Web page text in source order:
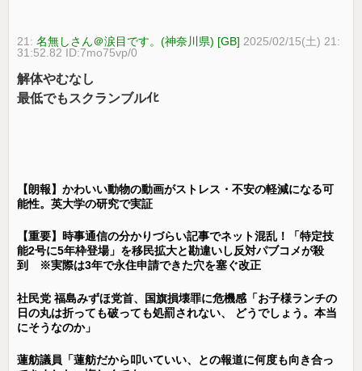
21:名無しさん＠涙目です。(神奈川県) [GB] 2025/02/15(土) 21:
31:52.82 ID:7mo75vp/0
解体やむなし
最低でもスクランブルｲﾋ
【朗報】かわいい動物の動画がストレス・不安の軽減になる可
能性。英大学の研究で実証
【重要】時事通信の分かりづらい記事でネット混乱！「特定技
能2号に5年枠登場」を移民拡大と勘違いし反対パブコメが殺
到 ※実際は3年で永住申請できた穴を塞ぐ改正
社民党 福島みずほ党首、国旗損壊罪に危機感「お子様ランチの
日の丸は折っても破っても処罰されない、 どうでしょう。本当
にそうなのか」
蓮舫議員「蓮舫だから叩いていい、との報道に何度も向き合っ